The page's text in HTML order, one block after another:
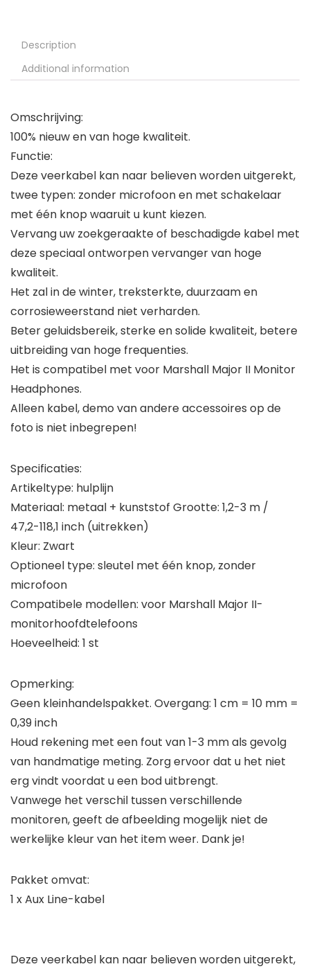
Description
Additional information
Omschrijving:
100% nieuw en van hoge kwaliteit.
Functie:
Deze veerkabel kan naar believen worden uitgerekt,
twee typen: zonder microfoon en met schakelaar
met één knop waaruit u kunt kiezen.
Vervang uw zoekgeraakte of beschadigde kabel met
deze speciaal ontworpen vervanger van hoge
kwaliteit.
Het zal in de winter, treksterkte, duurzaam en
corrosieweerstand niet verharden.
Beter geluidsbereik, sterke en solide kwaliteit, betere
uitbreiding van hoge frequenties.
Het is compatibel met voor Marshall Major II Monitor
Headphones.
Alleen kabel, demo van andere accessoires op de
foto is niet inbegrepen!
Specificaties:
Artikeltype: hulplijn
Materiaal: metaal + kunststof Grootte: 1,2-3 m /
47,2-118,1 inch (uitrekken)
Kleur: Zwart
Optioneel type: sleutel met één knop, zonder
microfoon
Compatibele modellen: voor Marshall Major II-
monitorhoofdtelefoons
Hoeveelheid: 1 st
Opmerking:
Geen kleinhandelspakket. Overgang: 1 cm = 10 mm =
0,39 inch
Houd rekening met een fout van 1-3 mm als gevolg
van handmatige meting. Zorg ervoor dat u het niet
erg vindt voordat u een bod uitbrengt.
Vanwege het verschil tussen verschillende
monitoren, geeft de afbeelding mogelijk niet de
werkelijke kleur van het item weer. Dank je!
Pakket omvat:
1 x Aux Line-kabel
Deze veerkabel kan naar believen worden uitgerekt,